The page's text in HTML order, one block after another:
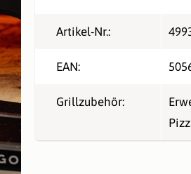
Artikel-Nr.:
EAN:
Grillzubehör: